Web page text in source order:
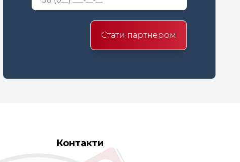
Стати партнером
Контакти